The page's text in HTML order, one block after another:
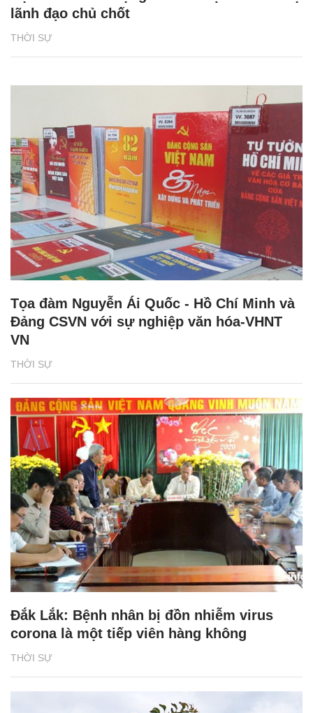
THỜI SỰ
lãnh đạo chủ chốt
THỜI SỰ
Tọa đàm Nguyễn Ái Quốc - Hồ Chí Minh và
Đảng CSVN với sự nghiệp văn hóa-VHNT
VN
THỜI SỰ
Đắk Lắk: Bệnh nhân bị đồn nhiễm virus
corona là một tiếp viên hàng không